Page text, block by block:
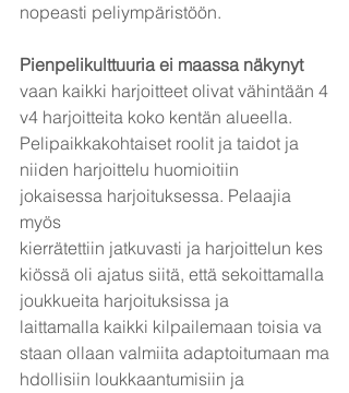
nopeasti peliympäristöön.
Pienpelikulttuuria ei maassa näkynyt
vaan kaikki harjoitteet olivat vähintään 4
v4 harjoitteita koko kentän alueella.
Pelipaikkakohtaiset roolit ja taidot ja
niiden harjoittelu huomioitiin
jokaisessa harjoituksessa. Pelaajia
myös
kierrätettiin jatkuvasti ja harjoittelun kes
kiössä oli ajatus siitä, että sekoittamalla
joukkueita harjoituksissa ja
laittamalla kaikki kilpailemaan toisia va
staan ollaan valmiita adaptoitumaan ma
hdollisiin loukkaantumisiin ja